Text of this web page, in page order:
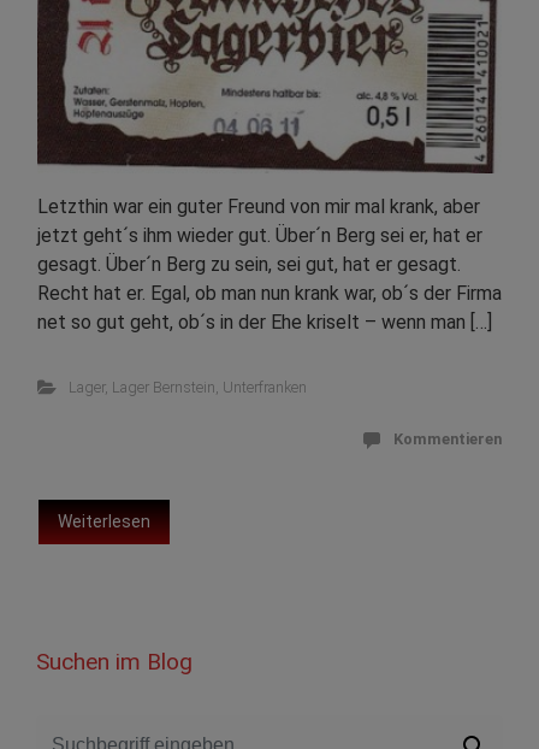
Letzthin war ein guter Freund von mir mal krank, aber
jetzt geht´s ihm wieder gut. Über´n Berg sei er, hat er
gesagt. Über´n Berg zu sein, sei gut, hat er gesagt.
Recht hat er. Egal, ob man nun krank war, ob´s der Firma
net so gut geht, ob´s in der Ehe kriselt – wenn man […]
Lager, Lager Bernstein Unterfranken
Kommentieren
Weiterlesen
Suchen im Blog